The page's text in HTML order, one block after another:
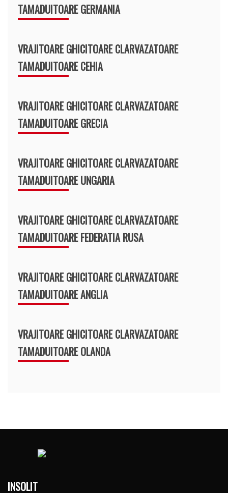
TAMADUITOARE GERMANIA
VRAJITOARE GHICITOARE CLARVAZATOARE
TAMADUITOARE CEHIA
VRAJITOARE GHICITOARE CLARVAZATOARE
TAMADUITOARE GRECIA
VRAJITOARE GHICITOARE CLARVAZATOARE
TAMADUITOARE UNGARIA
VRAJITOARE GHICITOARE CLARVAZATOARE
TAMADUITOARE FEDERATIA RUSA
VRAJITOARE GHICITOARE CLARVAZATOARE
TAMADUITOARE ANGLIA
VRAJITOARE GHICITOARE CLARVAZATOARE
TAMADUITOARE OLANDA
INSOLIT